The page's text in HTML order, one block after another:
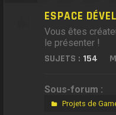
ESPACE
Vous êtes
le présenter !
SUJETS : 154
Sous-forum :
Projets de